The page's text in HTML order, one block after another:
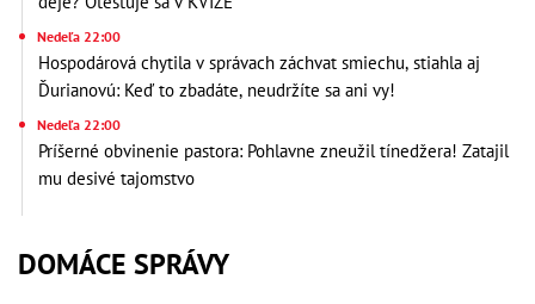
Nedeľa 22:00
Hospodárová chytila v správach záchvat smiechu, stiahla aj
Ďurianovú: Keď to zbadáte, neudržíte sa ani vy!
Nedeľa 22:00
Príšerné obvinenie pastora: Pohlavne zneužil tínedžera! Zatajil
mu desivé tajomstvo
DOMÁCE SPRÁVY